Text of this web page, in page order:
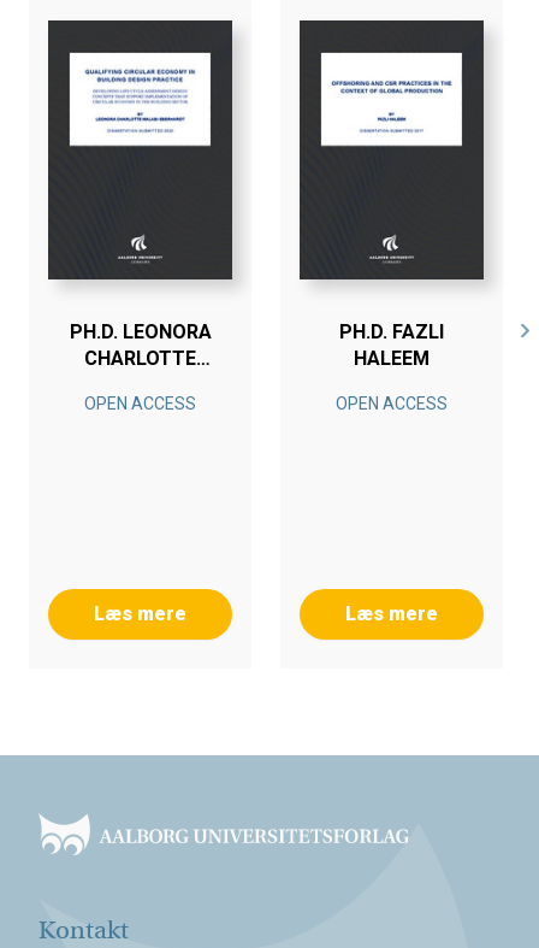
PH.D. LEONORA
CHARLOTTE
EBERHARDT
OPEN ACCESS
Læs mere
PH.D. FAZLI
HALEEM
OPEN ACCESS
Læs mere
Kontakt